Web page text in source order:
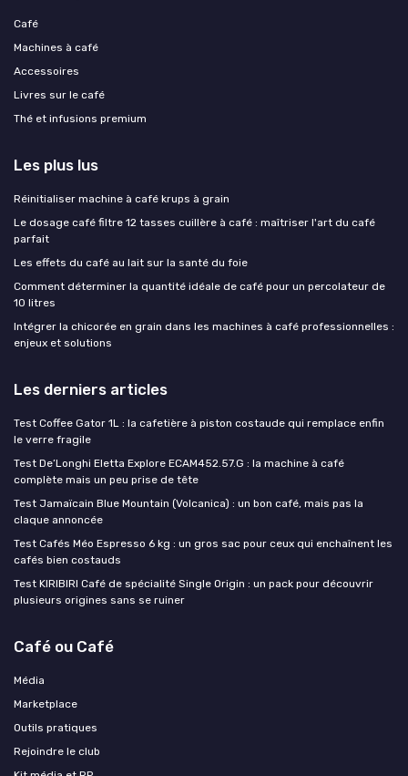
Café
Machines à café
Accessoires
Livres sur le café
Thé et infusions premium
Les plus lus
Réinitialiser machine à café krups à grain
Le dosage café filtre 12 tasses cuillère à café : maîtriser l'art du café
parfait
Les effets du café au lait sur la santé du foie
Comment déterminer la quantité idéale de café pour un percolateur de
10 litres
Intégrer la chicorée en grain dans les machines à café professionnelles :
enjeux et solutions
Les derniers articles
Test Coffee Gator 1L : la cafetière à piston costaude qui remplace enfin
le verre fragile
Test De’Longhi Eletta Explore ECAM452.57.G : la machine à café
complète mais un peu prise de tête
Test Jamaïcain Blue Mountain (Volcanica) : un bon café, mais pas la
claque annoncée
Test Cafés Méo Espresso 6 kg : un gros sac pour ceux qui enchaînent les
cafés bien costauds
Test KIRIBIRI Café de spécialité Single Origin : un pack pour découvrir
plusieurs origines sans se ruiner
Café ou Café
Média
Marketplace
Outils pratiques
Rejoindre le club